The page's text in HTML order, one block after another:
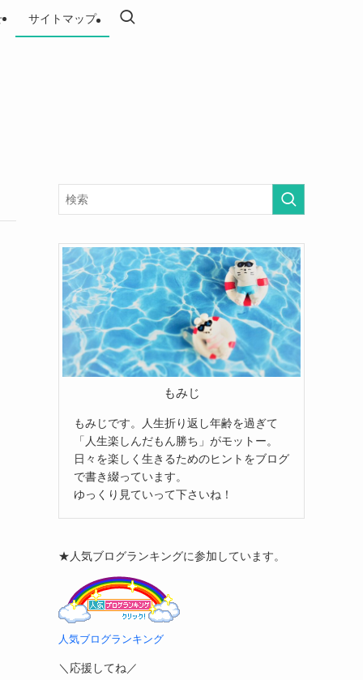
サイトマップ
もみじ
もみじです。人生折り返し年齢を過ぎて
「人生楽しんだもん勝ち」がモットー。
日々を楽しく生きるためのヒントをブログ
で書き綴っています。
ゆっくり見ていって下さいね！
★人気ブログランキングに参加しています。
人気ブログランキング
＼応援してね／